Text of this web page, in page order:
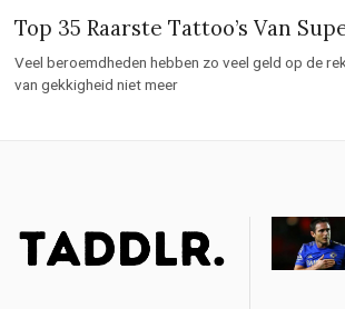
Top 35 Raarste Tattoo’s Van
Veel beroemdheden hebben zo veel geld op de
van gekkigheid niet meer